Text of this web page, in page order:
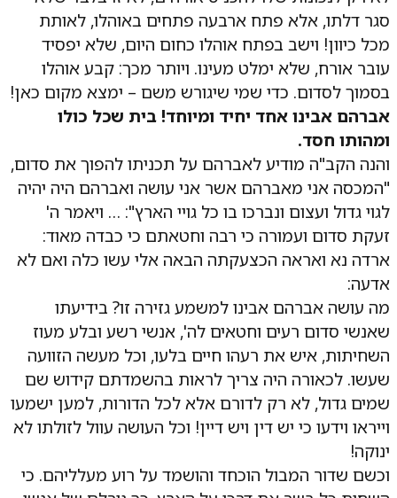
סגר דלתו, אלא פתח ארבעה פתחים באוהלו, לאותת
מכל כיוון! וישב בפתח אוהלו כחום היום, שלא יפסיד
עובר אורח, שלא ימלט מעינו. ויותר מכך: קבע אוהלו
בסמוך לסדום. כדי שמי שיגורש משם – ימצא מקום כאן!
אברהם אבינו אחד יחיד ומיוחד! בית שכל כולו
ומהותו חסד.
והנה הקב"ה מודיע לאברהם על תכניתו להפוך את סדום,
"המכסה אני מאברהם אשר אני עושה ואברהם היה יהיה
לגוי גדול ועצום ונברכו בו כל גויי הארץ": … ויאמר ה'
זעקת סדום ועמורה כי רבה וחטאתם כי כבדה מאוד:
ארדה נא ואראה הכצעקתה הבאה אלי עשו כלה ואם לא
אדעה:
מה עושה אברהם אבינו למשמע גזירה זו? בידיעתו
שאנשי סדום רעים וחטאים לה', אנשי רשע ובלע מעוז
השחיתות, איש את רעהו חיים בלעו, וכל מעשה הזוועה
שעשו. לכאורה היה צריך לראות בהשמדתם קידוש שם
שמים גדול, לא רק לדורם אלא לכל הדורות, למען ישמעו
וייראו וידעו כי יש דין ויש דיין! וכל העושה עוול לזולתו לא
ינוקה!
וכשם שדור המבול הוכחד והושמד על רוע מעלליהם. כי